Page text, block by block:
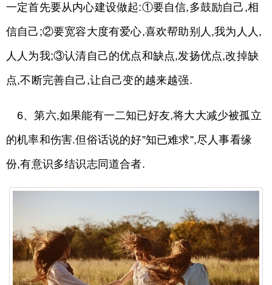
一定首先要从内心建设做起:①要自信,多鼓励自己,相
信自己;②要宽容大度有爱心,喜欢帮助别人,我为人人,
人人为我;③认清自己的优点和缺点,发扬优点,改掉缺
点,不断完善自己,让自己变的越来越强.
6、第六,如果能有一二知已好友,将大大减少被孤立
的机率和伤害.但俗话说的好”知已难求”,尽人事看缘
份,有意识多结识志同道合者.